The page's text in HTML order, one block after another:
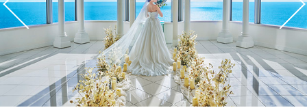
ウェディングプラン
ショールーム・サロン 会場を探す